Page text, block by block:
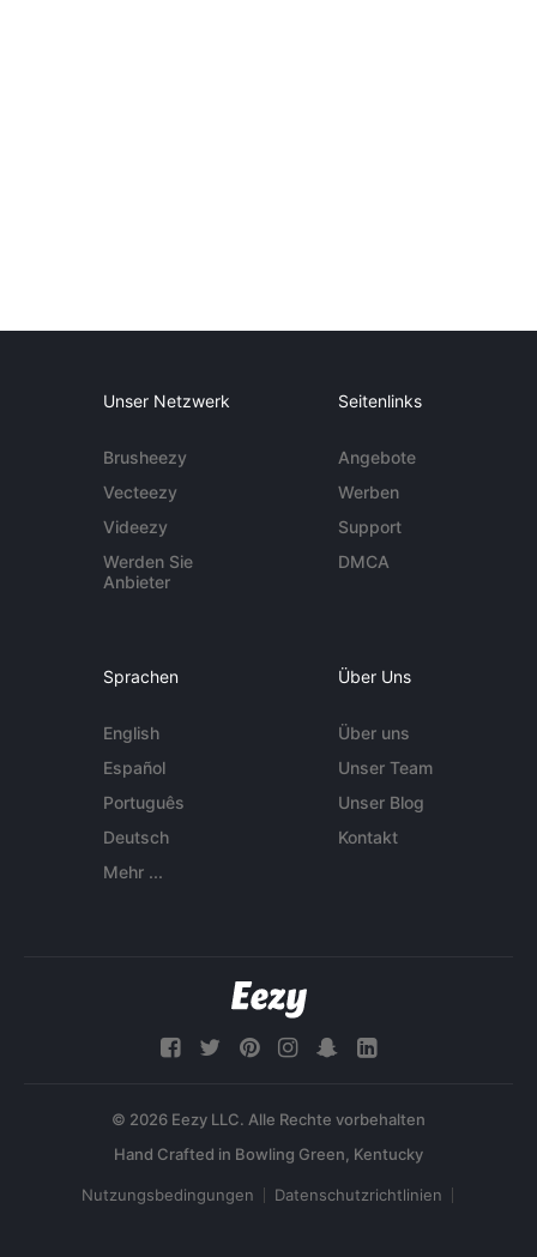
Unser Netzwerk
Brusheezy
Vecteezy
Videezy
Werden Sie
Anbieter
Seitenlinks
Angebote
Werben
Support
DMCA
Sprachen
English
Español
Português
Deutsch
Mehr ...
Über Uns
Über uns
Unser Team
Unser Blog
Kontakt
© 2026 Eezy LLC. Alle Rechte vorbehalten
Nutzungsbedingungen Datenschutzrichtlinien